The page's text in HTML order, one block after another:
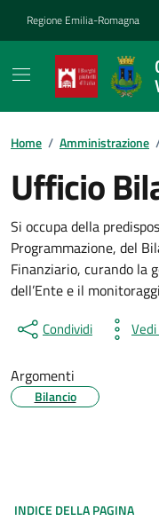
Regione Emilia-Romagna
Contenuti in
Home / Amministrazione
Ufficio
Si occupa della
Programmazione, del
Finanziario, curando la
dell’Ente e il
Condividi
Argomenti
Bilancio
INDICE DELLA PAGINA